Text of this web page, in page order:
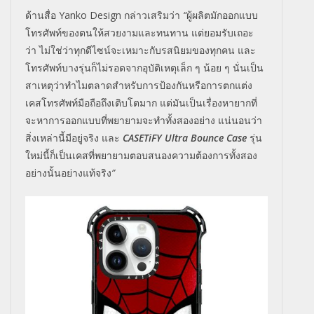
ด้านสื่อ Yanko Design กล่าวเสริมว่า “ผู้ผลิตมักออกแบบ
โทรศัพท์ของตนให้สวยงามและทนทาน แต่ยอมรับเถอะ
ว่า ไม่ใช่ว่าทุกดีไซน์จะเหมาะกับรสนิยมของทุกคน และ
โทรศัพท์บางรุ่นก็ไม่รอดจากอุบัติเหตุเล็ก ๆ น้อย ๆ นั่นเป็น
สาเหตุว่าทำไมตลาดสำหรับการป้องกันหรือการตกแต่ง
เคสโทรศัพท์มือถือถึงเติบโตมาก แต่มันเป็นเรื่องหายากที่
จะหาการออกแบบที่พยายามจะทำทั้งสองอย่าง แน่นอนว่า
สิ่งเหล่านี้มีอยู่จริง และ CASETiFY Ultra Bounce Case รุ่น
ใหม่นี้ก็เป็นเคสที่พยายามตอบสนองความต้องการทั้งสอง
อย่างนั้นอย่างแท้จริง”